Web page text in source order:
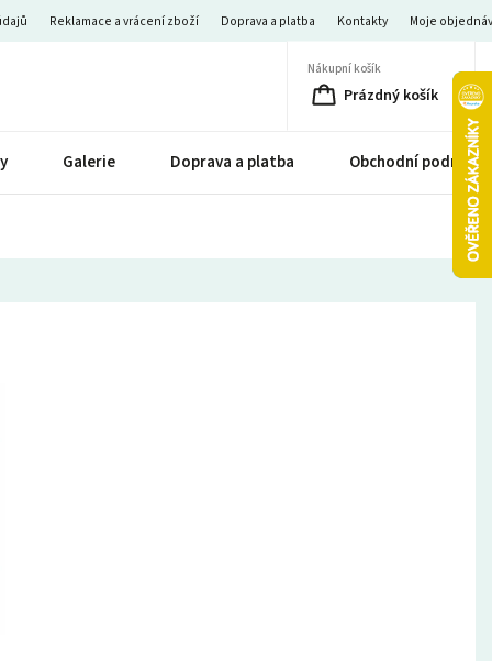
Reklamace a vrácení zboží Doprava a platba Kontakty Moje
Nákupní košík
Prázdný košík
Galerie Doprava a platba Obchodní podmínky